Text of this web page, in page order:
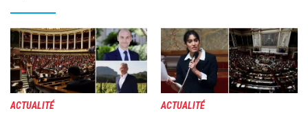
Image
ACTUALITÉ
Image
ACTUALITÉ